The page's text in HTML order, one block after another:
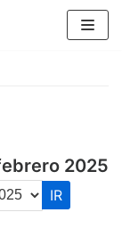
2025